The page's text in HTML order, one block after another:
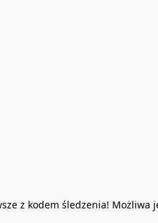
z kodem śledzenia!